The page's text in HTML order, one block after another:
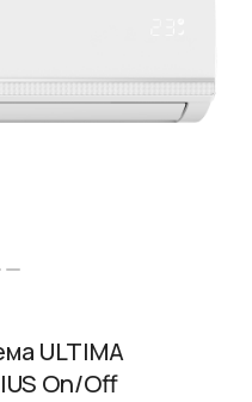
ULTIMA
On/Off